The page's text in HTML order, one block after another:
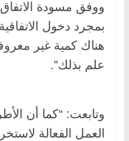
ووفق مسودة
بمجرد دخول
هناك كمية غير
علم بذلك”.
وتابعت: “كما أن
العمل الفعالة